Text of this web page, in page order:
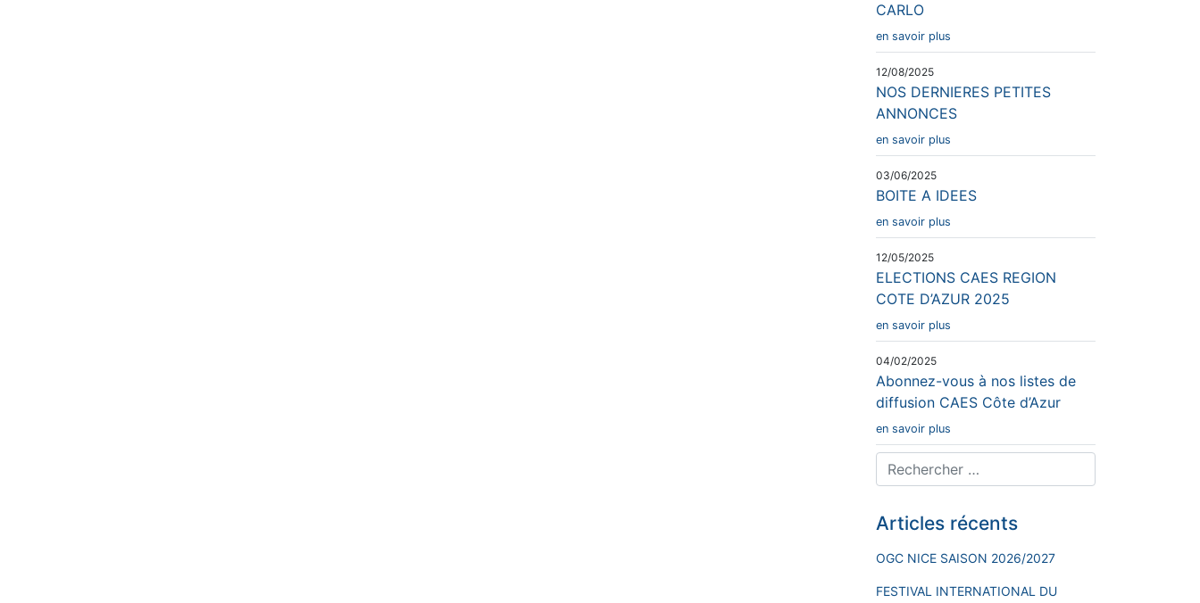
CARLO
en savoir plus
12/08/2025
NOS DERNIERES PETITES
ANNONCES
en savoir plus
03/06/2025
BOITE A IDEES
en savoir plus
12/05/2025
ELECTIONS CAES REGION
COTE D’AZUR 2025
en savoir plus
04/02/2025
Abonnez-vous à nos listes de
diffusion CAES Côte d’Azur
en savoir plus
Articles récents
OGC NICE SAISON 2026/2027
FESTIVAL INTERNATIONAL DU